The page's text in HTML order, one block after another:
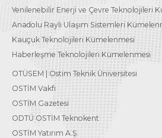
Yenilenebilir Enerji ve Çevre Teknolojileri
Anadolu Raylı Ulaşım Sistemleri
Kauçuk Teknolojileri Kümelenmesi
Haberleşme Teknolojileri Kümelenmesi
OTÜSEM | Ostim Teknik Üniversitesi
OSTİM Vakfı
OSTİM Gazetesi
ODTÜ OSTİM Teknokent
OSTİM Yatırım A.Ş.